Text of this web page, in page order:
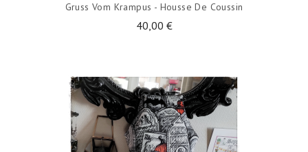
Gruss Vom Krampus - Housse De Coussin
40,00 €